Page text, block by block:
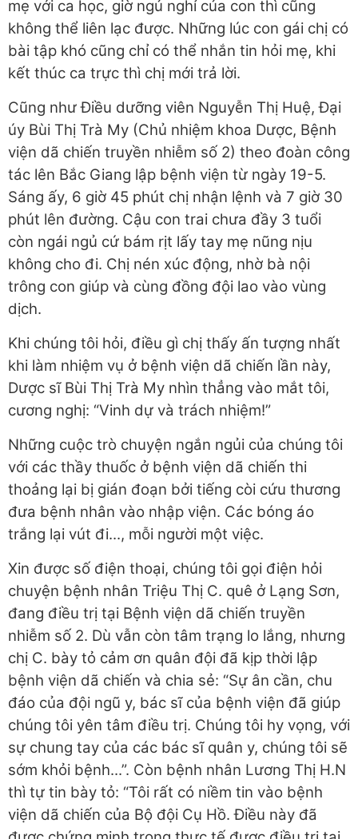
mẹ với ca học, giờ ngủ nghỉ của con thì cũng
không thể liên lạc được. Những lúc con gái chị có
bài tập khó cũng chỉ có thể nhắn tin hỏi mẹ, khi
kết thúc ca trực thì chị mới trả lời.
Cũng như Điều dưỡng viên Nguyễn Thị Huệ, Đại
úy Bùi Thị Trà My (Chủ nhiệm khoa Dược, Bệnh
viện dã chiến truyền nhiễm số 2) theo đoàn công
tác lên Bắc Giang lập bệnh viện từ ngày 19-5.
Sáng ấy, 6 giờ 45 phút chị nhận lệnh và 7 giờ 30
phút lên đường. Cậu con trai chưa đầy 3 tuổi
còn ngái ngủ cứ bám rịt lấy tay mẹ nũng nịu
không cho đi. Chị nén xúc động, nhờ bà nội
trông con giúp và cùng đồng đội lao vào vùng
dịch.
Khi chúng tôi hỏi, điều gì chị thấy ấn tượng nhất
khi làm nhiệm vụ ở bệnh viện dã chiến lần này,
Dược sĩ Bùi Thị Trà My nhìn thẳng vào mắt tôi,
cương nghị: “Vinh dự và trách nhiệm!”
Những cuộc trò chuyện ngắn ngủi của chúng tôi
với các thầy thuốc ở bệnh viện dã chiến thi
thoảng lại bị gián đoạn bởi tiếng còi cứu thương
đưa bệnh nhân vào nhập viện. Các bóng áo
trắng lại vút đi..., mỗi người một việc.
Xin được số điện thoại, chúng tôi gọi điện hỏi
chuyện bệnh nhân Triệu Thị C. quê ở Lạng Sơn,
đang điều trị tại Bệnh viện dã chiến truyền
nhiễm số 2. Dù vẫn còn tâm trạng lo lắng, nhưng
chị C. bày tỏ cảm ơn quân đội đã kịp thời lập
bệnh viện dã chiến và chia sẻ: “Sự ân cần, chu
đáo của đội ngũ y, bác sĩ của bệnh viện đã giúp
chúng tôi yên tâm điều trị. Chúng tôi hy vọng, với
sự chung tay của các bác sĩ quân y, chúng tôi sẽ
sớm khỏi bệnh...”. Còn bệnh nhân Lương Thị H.N
thì tự tin bày tỏ: “Tôi rất có niềm tin vào bệnh
viện dã chiến của Bộ đội Cụ Hồ. Điều này đã